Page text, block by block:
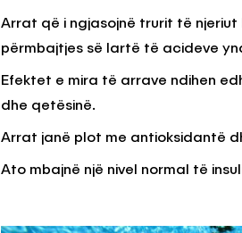
Arrat që i ngjasojnë trurit të njeriut
përmbajtjes së lartë të acideve
Efektet e mira të arrave ndihen
dhe qetësinë.
Arrat janë plot me antioksidantë
Ato mbajnë një nivel normal të